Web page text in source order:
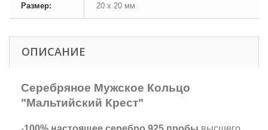
Размер: 20 х 20 мм
ОПИСАНИЕ
Серебряное Мужское Кольцо
"Мальтийский Крест"